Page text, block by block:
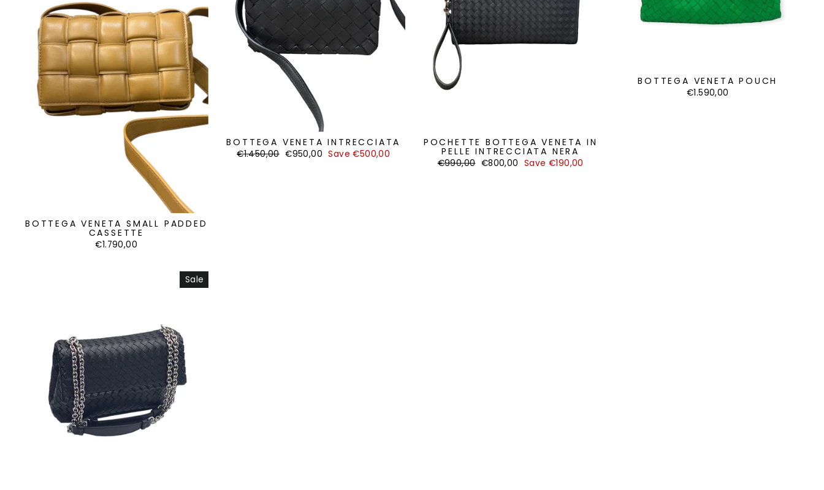
BOTTEGA VENETA SMALL PADDED
CASSETTE
€1.790,00
BOTTEGA VENETA INTRECCIATA
Regular
€1.450,00 Sale
€950,00 Save €500,00
POCHETTE BOTTEGA VENETA IN
PELLE INTRECCIATA NERA
Regular
€990,00 Sale
€800,00 Save €190,00
BOTTEGA VENETA POUCH
€1.590,00
Sale